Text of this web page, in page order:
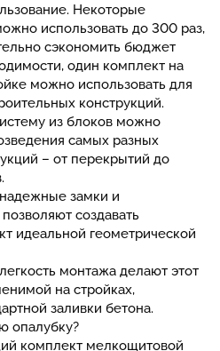
Некоторые
использовать до 300 раз,
сэкономить бюджет
один комплект на
можно использовать для
конструкций.
из блоков можно
самых разных
– от перекрытий до
замки и
создавать
идеальной геометрической
монтажа делают этот
на стройках,
заливки бетона.
опалубку?
комплект мелкощитовой